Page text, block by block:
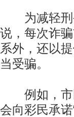
为减轻刑
说，每次诈
系外，还以
当受骗。
例如，市民
会向彩民承